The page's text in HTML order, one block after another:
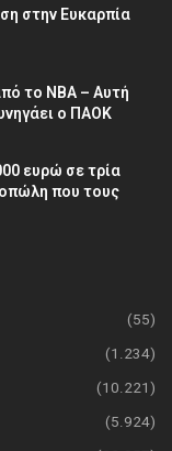
στην Ευκαρπία
το NBA – Αυτή
ο ΠΑΟΚ
ευρώ σε τρία
που τους
(55)
(1.234)
(10.221)
(5.924)